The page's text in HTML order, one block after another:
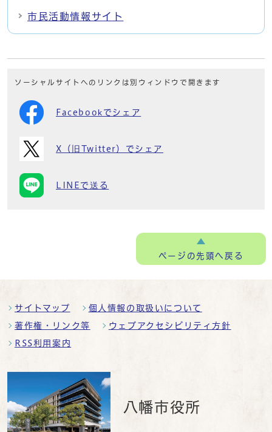
市民活動情報サイト
ソーシャルサイトへのリンクは別ウィンドウで開きます
Facebookでシェア
X（旧Twitter）でシェア
LINEで送る
ページの先頭へ戻る
サイトマップ 個人情報の取扱いについて
著作権・リンク等 ウェブアクセシビリティ方針
RSS利用案内
八幡市役所